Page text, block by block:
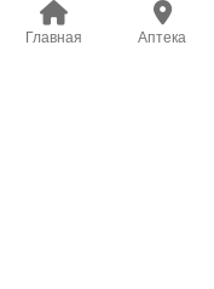
Главная Аптека
копирование и
настоящем сайте